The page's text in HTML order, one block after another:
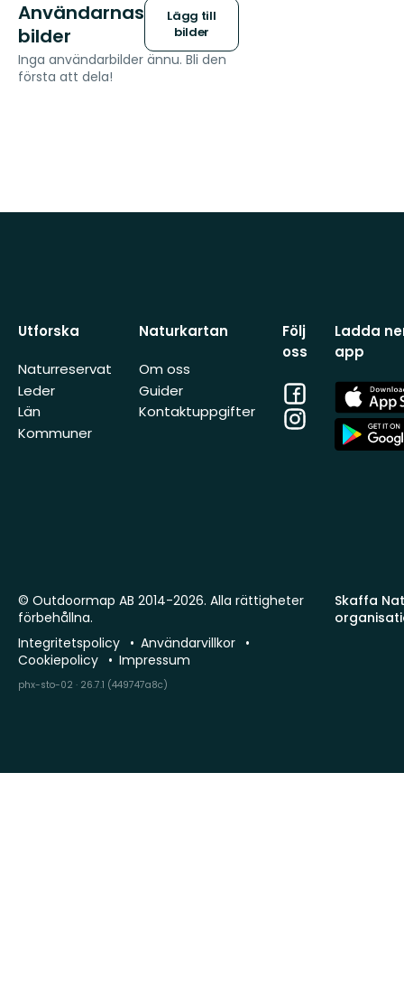
Användarnas
bilder
Lägg till
bilder
Inga användarbilder ännu. Bli den
första att dela!
Utforska
Naturreservat
Leder
Län
Kommuner
Naturkartan
Om oss
Guider
Kontaktuppgifter
Följ
oss
Facebook
Instagram
Ladda
app
App
Store
App
Store
Skaffa
© Outdoormap AB 2014-2026. Alla rättigheter
förbehållna.
Integritetspolicy
Användarvillkor
Cookiepolicy
Impressum
phx-sto-02 · 26.7.1 (449747a8c)